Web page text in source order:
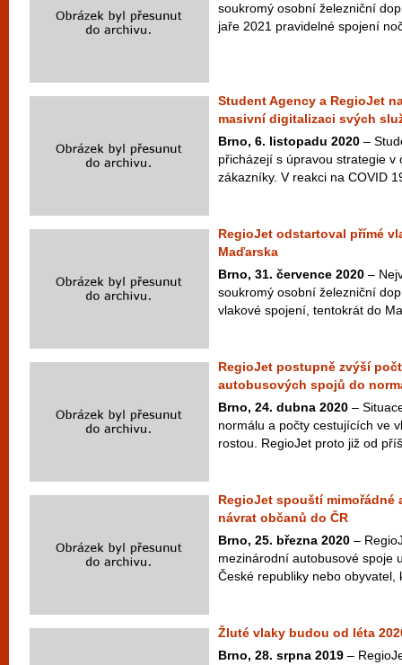
soukromý osobní železniční
jaře 2021 pravidelné spojení
Student Agency a RegioJet
masivní digitalizaci svých
Brno, 6. listopadu 2020 –
přicházejí s úpravou strategie v
zákazníky. V reakci na COVID
RegioJet odstartoval přímé
Maďarska
Brno, 31. července 2020 –
soukromý osobní železniční
vlakové spojení, tentokrát do
RegioJet postupně zvýší
autobusových spojů do
Brno, 24. dubna 2020 –
normálu a počty cestujících ve
rostou. RegioJet proto již od
RegioJet spouští
návrat občanů do ČR
Brno, 25. března 2020 –
mezinárodní autobusové spoje
České republiky nebo
Žluté vlaky budou od léta
Brno, 28. srpna 2019 –